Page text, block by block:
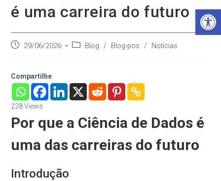
Barra de Ferramentas Aberta
é uma carreira do futuro
Post29/06/2026
Categoria
Blog / Blog-pos / Notícias
Compartilhe
228Views
Por que a Ciência de Dados é
uma das carreiras do futuro
Introdução